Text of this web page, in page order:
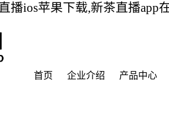
播ios苹果下载,新茶直播app
首页 企业介绍 产品中心